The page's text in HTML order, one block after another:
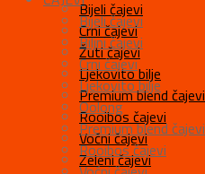
Bijeli čajevi
Crni čajevi
Žuti čajevi
Ljekovito bilje
Premium blend čajevi
Rooibos čajevi
Voćni čajevi
Zeleni čajevi
Bijeli čajevi
Biljni čajevi
Crni čajevi
Ljekovito bilje
Oolong
Premium blend čajevi
Rooibos čajevi